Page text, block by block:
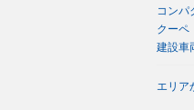
コンパ
クーペ
建設車
エリア